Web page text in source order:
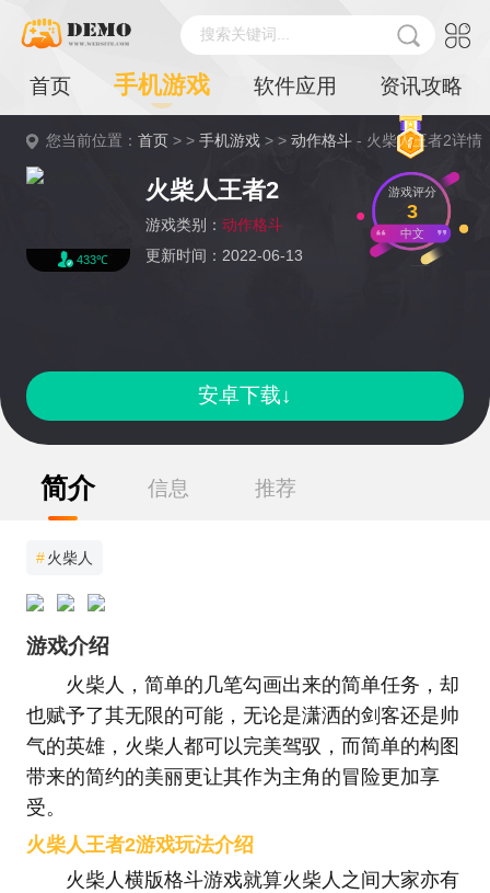
搜索关键词...
首页 手机游戏 软件应用 资讯攻略
您当前位置：首页 > >手机游戏 > >动作格斗 - 火柴人王者2详情
433℃
火柴人王者2
游戏类别： 动作格斗
更新时间：2022-06-13
游戏评分
3
中文
安卓下载↓
简介 信息 推荐
#火柴人
游戏介绍
火柴人，简单的几笔勾画出来的简单任务，却
也赋予了其无限的可能，无论是潇洒的剑客还是帅
气的英雄，火柴人都可以完美驾驭，而简单的构图
带来的简约的美丽更让其作为主角的冒险更加享
受。
火柴人王者2游戏玩法介绍
火柴人横版格斗游戏就算火柴人之间大家亦有